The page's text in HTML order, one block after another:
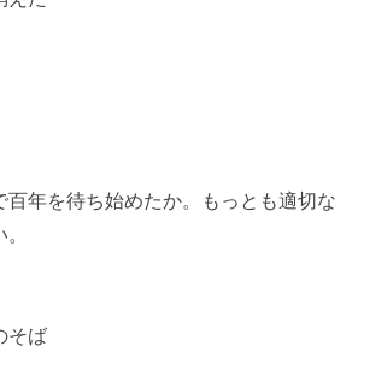
百年を待ち始めたか。もっとも適切な
そば